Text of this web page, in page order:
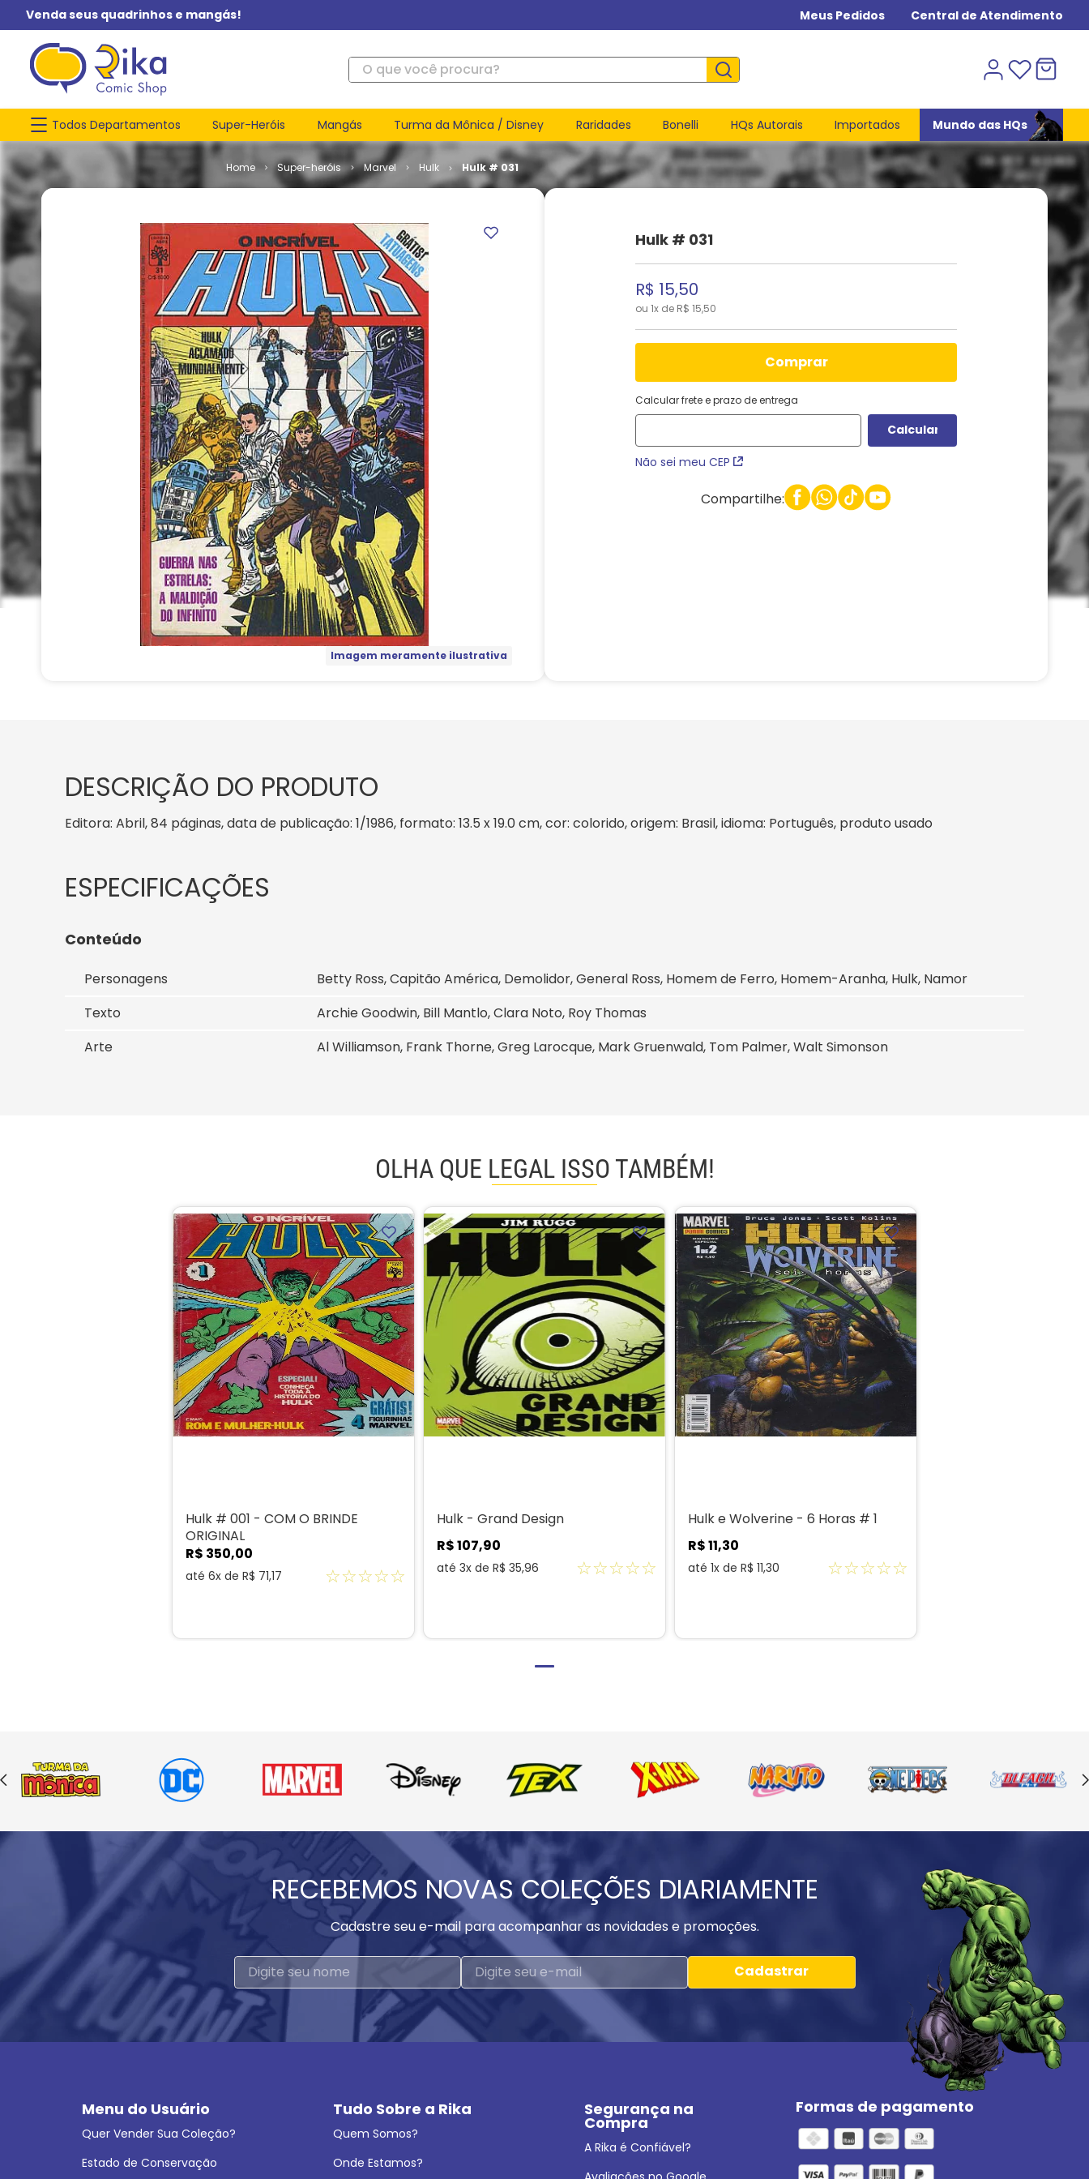
Venda seus quadrinhos e mangás! Meus Pedidos Central de Atendimento
O que você procura?
Todos Departamentos Super-Heróis Mangás Turma da Mônica / Disney Raridades Bonelli HQs Autorais Importados Mundo das HQs
Super-heróis Marvel Hulk Hulk # 031
Imagem meramente ilustrativa
Hulk # 031
R$ 15,50
ou 1x de R$ 15,50
comprar
Calcular frete e prazo de entrega
Não sei meu CEP
Compartilhe:
DESCRIÇÃO DO PRODUTO
Editora: Abril, 84 páginas, data de publicação: 1/1986, formato: 13.5 x 19.0 cm, cor: colorido, origem: Brasil, idioma: Português, produto usado
Conteúdo
Personagens
Betty Ross, Capitão América, Demolidor, General Ross, Homem de Ferro, Homem-Aranha, Hulk, Namor
Texto
Archie Goodwin, Bill Mantlo, Clara Noto, Roy Thomas
Arte
Al Williamson, Frank Thorne, Greg Larocque, Mark Gruenwald, Tom Palmer, Walt Simonson
OLHA QUE LEGAL ISSO TAMBÉM!
Hulk # 001 - COM O BRINDE
ORIGINAL
R$ 350,00
até 6x de R$ 71,17 ☆☆☆☆☆
Hulk - Grand Design
R$107,90
até 3x de R$ 35,96 ☆☆☆☆☆
Hulk e Wolverine - 6 Horas # 1
R$11,30
até 1x de R$ 11,30 ☆☆☆☆☆
RECEBEMOS NOVAS COLEÇÕES DIARIAMENTE
Cadastre seu e-mail para acompanhar as novidades e promoções.
Cadastrar
Menu do Usuário
Quer Vender Sua Coleção?
Estado de Conservação
Tudo Sobre a Rika
Quem Somos?
Onde Estamos?
Segurança na
Compra
A Rika é Confiável?
Formas de pagamento